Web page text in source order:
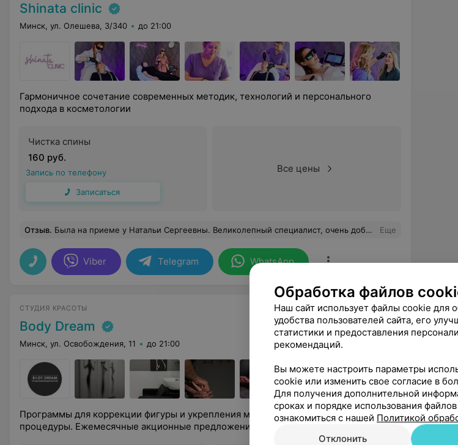
Shinata clinic
Минск, ул. Олешева, 3/340 до 21:00
Гармоничное сочетание современных методик, технологий и персонального
подхода в косметологии
Чистка спины
160 руб.
Запись по телефону
Записаться
Все цены
Отзыв. Была на приеме у Натальи Сергеевны. Великолепный специалист, очень добрая и внимательная. Делала ботекс. Прошло все замечательно, безболезненно. Рекомендую ! Еще
Viber Telegram WhatsApp
СТУДИЯ КРАСОТЫ
Body Dream
Минск, ул. Освобождения, 11 до 21:00
Программы для коррекции фигуры и укрепления мышечной массы, антивозрастные
процедуры. Ежемесячные акционные предложения.
Обработка файлов
Наш сайт использует файлы cookie для
удобства пользователей сайта, его
статистики и предоставления
рекомендаций.
Вы можете настроить параметры
cookie или изменить свое согласие в
Для получения дополнительной
сроках и порядке использования
ознакомиться с нашей Политикой
Отклонить